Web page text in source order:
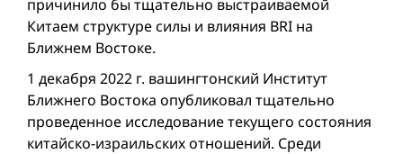
причинило бы тщательно выстраиваемой
Китаем структуре силы и влияния BRI на
Ближнем Востоке.
1 декабря 2022 г. вашингтонский Институт
Ближнего Востока опубликовал тщательно
проведенное исследование текущего состояния
китайско-израильских отношений. Среди